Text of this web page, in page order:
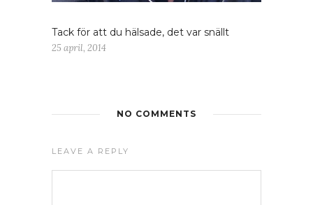
Tack för att du hälsade, det var snällt
25 april, 2014
NO COMMENTS
LEAVE A REPLY